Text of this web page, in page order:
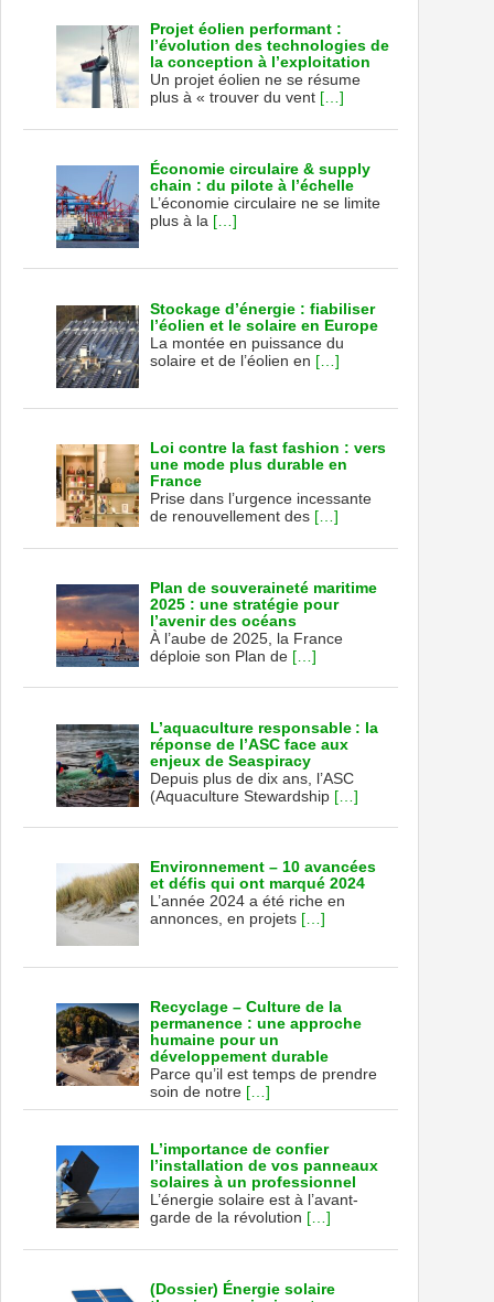
Projet éolien performant :
l’évolution des technologies de
la conception à l’exploitation
Un projet éolien ne se résume
plus à « trouver du vent […]
Économie circulaire & supply
chain : du pilote à l’échelle
L’économie circulaire ne se limite
plus à la […]
Stockage d’énergie : fiabiliser
l’éolien et le solaire en Europe
La montée en puissance du
solaire et de l’éolien en […]
Loi contre la fast fashion : vers
une mode plus durable en
France
Prise dans l’urgence incessante
de renouvellement des […]
Plan de souveraineté maritime
2025 : une stratégie pour
l’avenir des océans
À l’aube de 2025, la France
déploie son Plan de […]
L’aquaculture responsable : la
réponse de l’ASC face aux
enjeux de Seaspiracy
Depuis plus de dix ans, l’ASC
(Aquaculture Stewardship […]
Environnement – 10 avancées
et défis qui ont marqué 2024
L’année 2024 a été riche en
annonces, en projets […]
Recyclage – Culture de la
permanence : une approche
humaine pour un
développement durable
Parce qu’il est temps de prendre
soin de notre […]
L’importance de confier
l’installation de vos panneaux
solaires à un professionnel
L’énergie solaire est à l’avant-
garde de la révolution […]
(Dossier) Énergie solaire